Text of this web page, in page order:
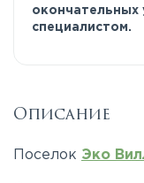
окончательных
специалистом.
Описание
Поселок Эко